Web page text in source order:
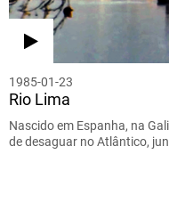
1985-01-23
Rio Lima
Nascido em Espanha, na
de desaguar no Atlântico,